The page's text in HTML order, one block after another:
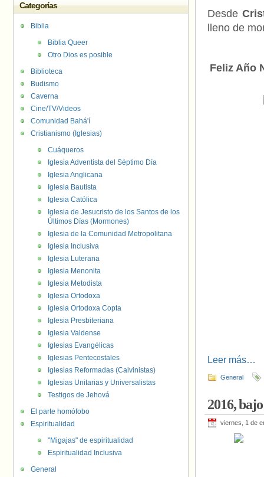
Desde
lleno de
Feliz Año
Leer más…
General
2016,
viernes, 1 de
Categorías
Biblia
Biblia Queer
Otro Dios es posible
Biblioteca
Budismo
Caverna
Cine/TV/Videos
Comunidad Bahá'í
Cristianismo (Iglesias)
Cuáqueros
Iglesia Adventista del Séptimo Día
Iglesia Anglicana
Iglesia Bautista
Iglesia Católica
Iglesia de Jesucristo de los Santos de los
Últimos Días (Mormones)
Iglesia de la Comunidad Metropolitana
Iglesia Inclusiva
Iglesia Luterana
Iglesia Menonita
Iglesia Metodista
Iglesia Ortodoxa
Iglesia Ortodoxa Copta
Iglesia Presbiteriana
Iglesia Valdense
Iglesias Evangélicas
Iglesias Pentecostales
Iglesias Reformadas (Calvinistas)
Iglesias Unitarias y Universalistas
Testigos de Jehová
El parte homófobo
Espiritualidad
"Migajas" de espiritualidad
Espiritualidad Inclusiva
General